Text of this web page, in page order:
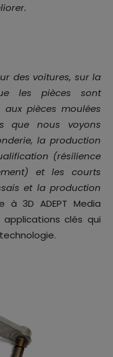
des voitures, sur la
les pièces sont
aux pièces moulées
que nous voyons
la production
(résilience
et les courts
et la production
3D ADEPT Media
clés qui